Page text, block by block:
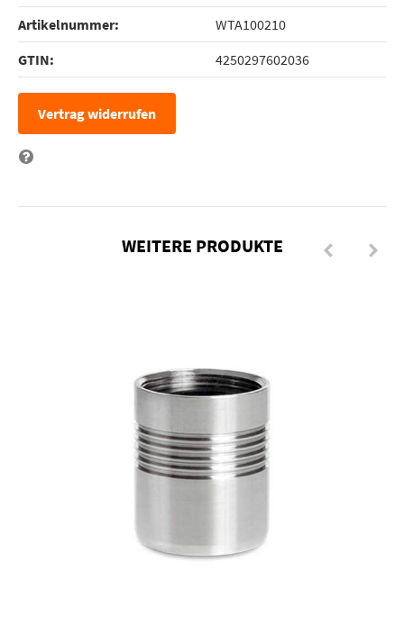
Artikelnummer:
WTA100210
GTIN:
4250297602036
Vertrag widerrufen
WEITERE PRODUKTE